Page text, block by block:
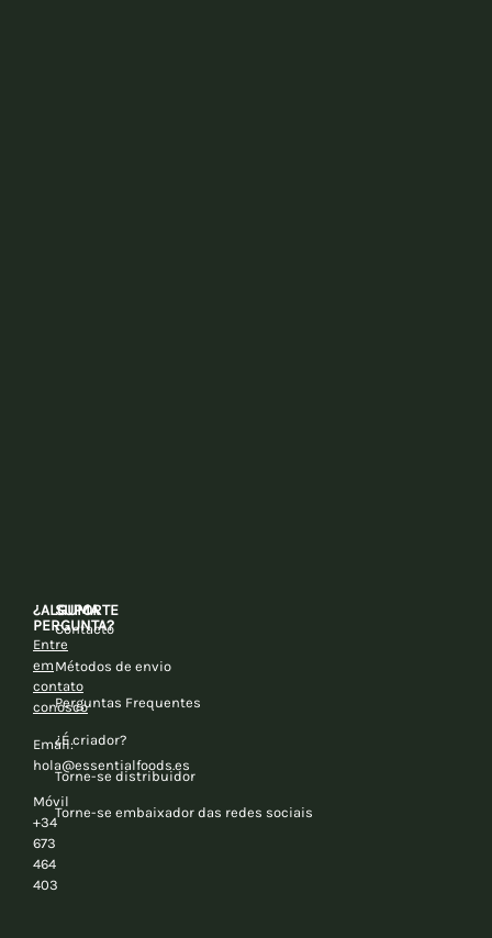
¿ALGUMA
PERGUNTA?
Entre
em
contato
conosco
Email:
hola@essentialfoods.es
Móvil
+34
673
464
403
SUPORTE
Contacto
Métodos de envio
Perguntas Frequentes
¿É criador?
Torne-se distribuidor
Torne-se embaixador das redes sociais